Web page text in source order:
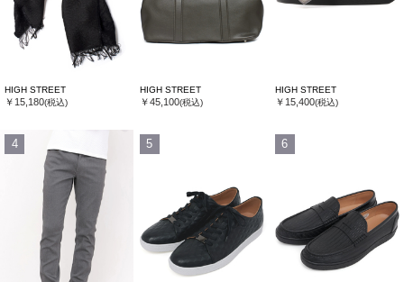
HIGH STREET
￥15,180(税込)
HIGH STREET
￥45,100(税込)
HIGH STREET
￥15,400(税込)
4 5 6